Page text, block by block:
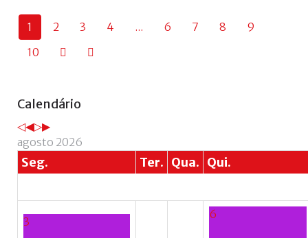
1 2 3 4 ... 6 7 8
9
10
Calendário
AnoMês
Próximo
Próximo
agosto 2026
Seg. Ter. Qua. Qui.
3
6